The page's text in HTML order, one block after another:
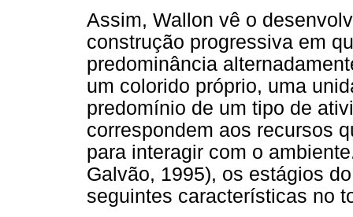
Assim, Wallon vê o
construção progressiva em
predominância
um colorido próprio, uma
predomínio de um tipo de
correspondem aos recursos
para interagir com o
Galvão, 1995), os estágios
seguintes características no